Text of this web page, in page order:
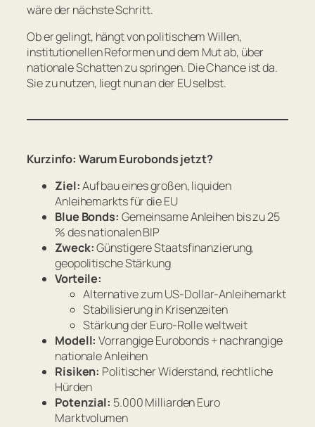
wäre der nächste Schritt.
Ob er gelingt, hängt von politischem Willen,
institutionellen Reformen und dem Mut ab, über
nationale Schatten zu springen. Die Chance ist da.
Sie zu nutzen, liegt nun an der EU selbst.
Kurzinfo: Warum Eurobonds jetzt?
Ziel:Aufbau eines großen, liquiden
Anleihemarkts für die EU
Blue Bonds: Gemeinsame Anleihen bis zu 25
% des nationalen BIP
Zweck:Günstigere Staatsfinanzierung,
geopolitische Stärkung
Vorteile:
Alternative zum US-Dollar-Anleihemarkt
Stabilisierung in Krisenzeiten
Stärkung der Euro-Rolle weltweit
Modell: Vorrangige Eurobonds + nachrangige
nationale Anleihen
Risiken: Politischer Widerstand, rechtliche
Hürden
Potenzial: 5.000 Milliarden Euro
Marktvolumen